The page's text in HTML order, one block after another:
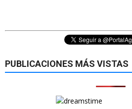
PUBLICACIONES MÁS VISTAS